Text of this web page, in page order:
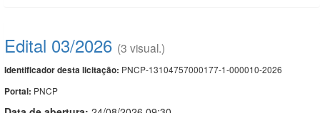
Edital 03/2026 (3 visual.)
Identificador desta licitação: PNCP-13104757000177-1-000010-2026
Portal: PNCP